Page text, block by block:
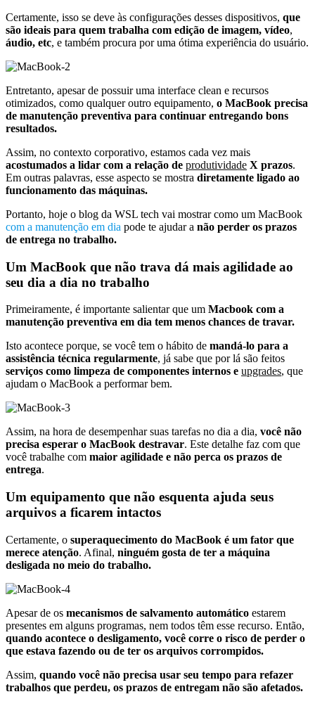
Certamente, isso se deve às configurações desses dispositivos, que
são ideais para quem trabalha com edição de imagem, vídeo,
áudio, etc, e também procura por uma ótima experiência do usuário.
Entretanto, apesar de possuir uma interface clean e recursos
otimizados, como qualquer outro equipamento, o MacBook precisa
de manutenção preventiva para continuar entregando bons
resultados.
Assim, no contexto corporativo, estamos cada vez mais
acostumados a lidar com a relação de produtividade X prazos.
Em outras palavras, esse aspecto se mostra diretamente ligado ao
funcionamento das máquinas.
Portanto, hoje o blog da WSL tech vai mostrar como um MacBook
com a manutenção em dia pode te ajudar a não perder os prazos
de entrega no trabalho.
Um MacBook que não trava dá mais agilidade ao
seu dia a dia no trabalho
Primeiramente, é importante salientar que um Macbook com a
manutenção preventiva em dia tem menos chances de travar.
Isto acontece porque, se você tem o hábito de mandá-lo para a
assistência técnica regularmente, já sabe que por lá são feitos
serviços como limpeza de componentes internos e upgrades, que
ajudam o MacBook a performar bem.
Assim, na hora de desempenhar suas tarefas no dia a dia, você não
precisa esperar o MacBook destravar. Este detalhe faz com que
você trabalhe com maior agilidade e não perca os prazos de
entrega.
Um equipamento que não esquenta ajuda seus
arquivos a ficarem intactos
Certamente, o superaquecimento do MacBook é um fator que
merece atenção. Afinal, ninguém gosta de ter a máquina
desligada no meio do trabalho.
Apesar de os mecanismos de salvamento automático estarem
presentes em alguns programas, nem todos têm esse recurso. Então,
quando acontece o desligamento, você corre o risco de perder o
que estava fazendo ou de ter os arquivos corrompidos.
Assim, quando você não precisa usar seu tempo para refazer
trabalhos que perdeu, os prazos de entregam não são afetados.